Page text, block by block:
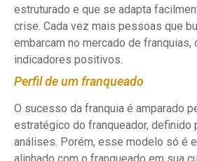
estruturado e que se adapta
crise. Cada vez mais pessoas que
embarcam no mercado de franquias,
indicadores positivos.
Perfil de um franqueado
O sucesso da franquia é amparado
estratégico do franqueador, definido
análises. Porém, esse modelo só é